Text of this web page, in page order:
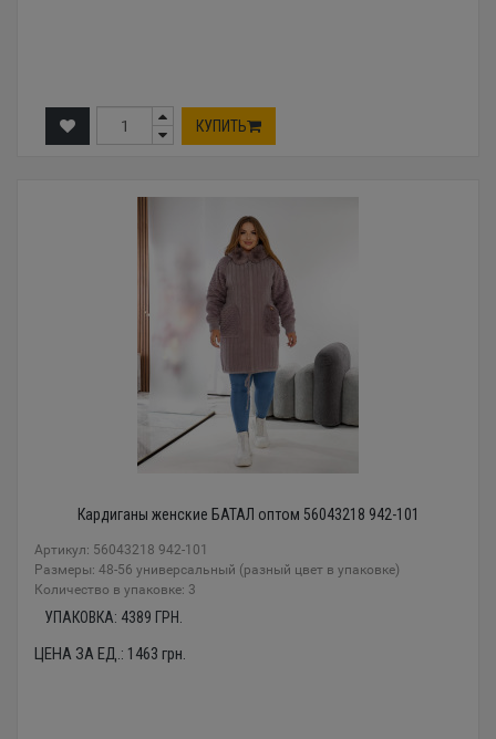
КУПИТЬ
Кардиганы женские БАТАЛ оптом 56043218 942-101
Артикул: 56043218 942-101
Размеры: 48-56 универсальный (разный цвет в упаковке)
Количество в упаковке: 3
УПАКОВКА: 4389 ГРН.
ЦЕНА ЗА ЕД.: 1463 грн.